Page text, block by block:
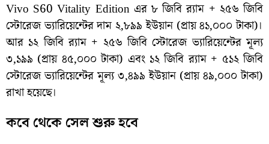
Vivo S60 Vitality Edition এর ৮ জিবি র‌্যাম + ২৫৬ জিবি
স্টোরেজ ভ্যারিয়েন্টের দাম ২,৮৯৯ ইউয়ান (প্রায় ৪১,০০০ টাকা)।
আর ১২ জিবি র‌্যাম + ২৫৬ জিবি স্টোরেজ ভ্যারিয়েন্টের মূল্য
৩,১৯৯ (প্রায় ৪৫,০০০ টাকা) এবং ১২ জিবি র‌্যাম + ৫১২ জিবি
স্টোরেজ ভ্যারিয়েন্টের মূল্য ৩,৪৯৯ ইউয়ান (প্রায় ৪৯,০০০ টাকা)
রাখা হয়েছে।
কবে থেকে সেল শুরু হবে